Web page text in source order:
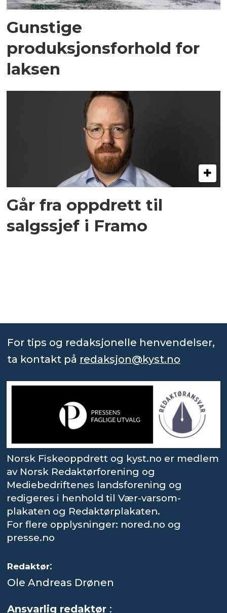
Gunstige
produksjonsforhold for
laksen
Går fra oppdrett til
salgssjef i Framo
For tips og redaksjonelle henvendelser,
ta kontakt på redaksjon@kyst.no
Norsk Fiskeoppdrett og kyst.no er medlem
av Norsk Redaktørforening og
Mediebedriftenes landsforening og
redigeres i henhold til Vær-varsom-
plakaten og Redaktørplakaten.
For flere opplysninger: nored.no og
presse.no
Redaktør:
Ole Andreas Drønen
Ansvarlig redaktør :